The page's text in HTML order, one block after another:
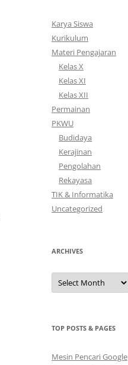
Karya Siswa
Kurikulum
Materi Pengajaran
Kelas X
Kelas XI
Kelas XII
Permainan
PKWU
Budidaya
Kerajinan
Pengolahan
Rekayasa
TIK & Informatika
Uncategorized
ARCHIVES
Archives
TOP POSTS & PAGES
Mesin Pencari Google